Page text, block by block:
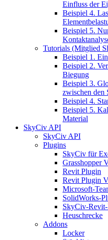
Einfluss der
Beispiel 4.
Beispiel 5.
Tutorials (Mitglied
Beispiel 1.
Beispiel 2.
Biegung
Beispiel 3.
zwischen den
Beispiel 4.
Beispiel 5.
Material
SkyCiv API
SkyCiv API
Plugins
SkyCiv für
Grasshopper
Revit Plugin
Revit Plugin
Microsoft-
SolidWorks-
SkyCiv-
Heuschrecke
Addons
Locker